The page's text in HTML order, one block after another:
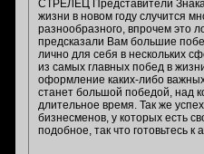
СТРЕЛЕЦ Представители
жизни в новом году случится
разнообразного, впрочем это
предсказали Вам большие
лично для себя в нескольких
из самых главных побед в
оформление каких-либо
станет большой победой, над
длительное время. Так же
бизнесменов, у которых есть
подобное, так что готовьтесь к